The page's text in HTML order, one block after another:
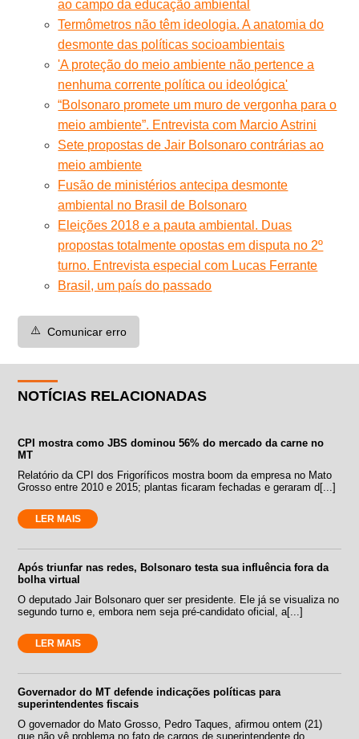
ao campo da educação ambiental
Termômetros não têm ideologia. A anatomia do
desmonte das políticas socioambientais
'A proteção do meio ambiente não pertence a
nenhuma corrente política ou ideológica'
“Bolsonaro promete um muro de vergonha para o
meio ambiente”. Entrevista com Marcio Astrini
Sete propostas de Jair Bolsonaro contrárias ao
meio ambiente
Fusão de ministérios antecipa desmonte
ambiental no Brasil de Bolsonaro
Eleições 2018 e a pauta ambiental. Duas
propostas totalmente opostas em disputa no 2º
turno. Entrevista especial com Lucas Ferrante
Brasil, um país do passado
⚠️ Comunicar erro
NOTÍCIAS RELACIONADAS
CPI mostra como JBS dominou 56% do mercado da carne no
MT
Relatório da CPI dos Frigoríficos mostra boom da empresa no Mato
Grosso entre 2010 e 2015; plantas ficaram fechadas e geraram d[...]
LER MAIS
Após triunfar nas redes, Bolsonaro testa sua influência fora da
bolha virtual
O deputado Jair Bolsonaro quer ser presidente. Ele já se visualiza no
segundo turno e, embora nem seja pré-candidato oficial, a[...]
LER MAIS
Governador do MT defende indicações políticas para
superintendentes fiscais
O governador do Mato Grosso, Pedro Taques, afirmou ontem (21)
que não vê problema no fato de cargos de superintendente do